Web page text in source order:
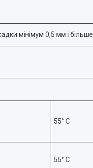
мінімум 0,5 мм і більше
55° C
55° C